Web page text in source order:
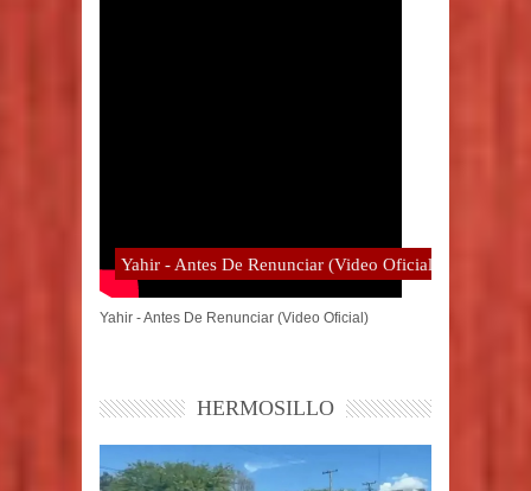
Yahir - Antes De Renunciar (Video Oficial)
Yahir - Antes De Renunciar (Video Oficial)
HERMOSILLO